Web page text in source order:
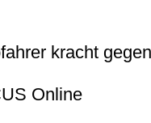
kracht
Online